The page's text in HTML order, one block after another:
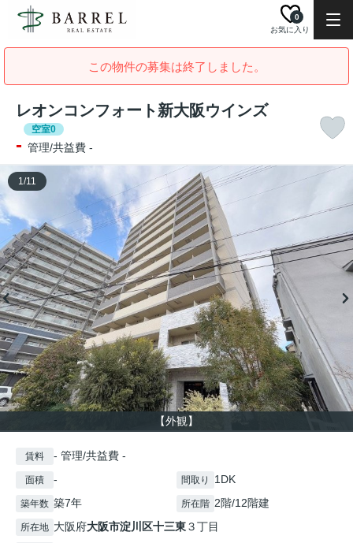
お気に入り
0
この物件の募集は終了しました。
レオンコンフォート新大阪ウインズ
空室0
- 管理/共益費 -
【外観】
1/11
賃料 - 管理/共益費 -
面積 - 間取り 1DK
築年数 築7年 所在階 2階/12階建
所在地 大阪府大阪市淀川区十三東３丁目